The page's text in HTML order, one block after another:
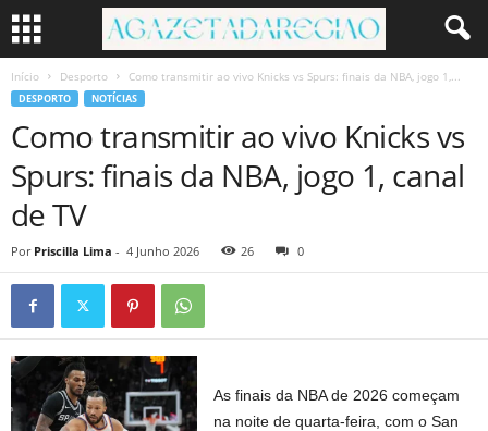
Início Desporto Como transmitir ao vivo Knicks vs Spurs: finais da NBA, jogo 1,...
DESPORTO NOTÍCIAS
Como transmitir ao vivo Knicks vs
Spurs: finais da NBA, jogo 1, canal
de TV
Por Priscilla Lima - 4 Junho 2026 26 0
As finais da NBA de 2026 começam
na noite de quarta-feira, com o San